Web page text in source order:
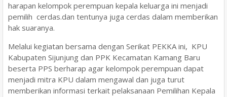
harapan kelompok perempuan kepala keluarga ini menjadi
pemilih cerdas.dan tentunya juga cerdas dalam memberikan
hak suaranya.
Melalui kegiatan bersama dengan Serikat PEKKA ini, KPU
Kabupaten Sijunjung dan PPK Kecamatan Kamang Baru
beserta PPS berharap agar kelompok perempuan dapat
menjadi mitra KPU dalam mengawal dan juga turut
memberikan informasi terkait pelaksanaan Pemilihan Kepala